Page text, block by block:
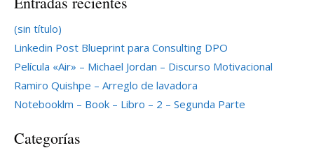
(sin título)
Linkedin Post Blueprint para Consulting DPO
Película «Air» – Michael Jordan – Discurso Motivacional
Ramiro Quishpe – Arreglo de lavadora
Notebooklm – Book – Libro – 2 – Segunda Parte
Categorías